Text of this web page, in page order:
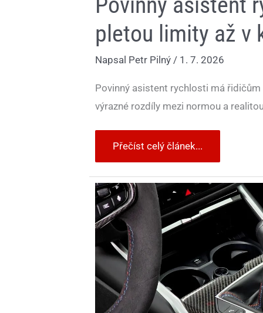
pletou limity až v
Napsal Petr Pilný / 1. 7. 2026
Povinný asistent rychlosti má
výrazné rozdíly mezi normou a
Přečíst celý článek...
Automaty
vyhrály,
ale
vědci
teď
našli
důvod,
proč
bychom
měli
litovat
konce
manuálů